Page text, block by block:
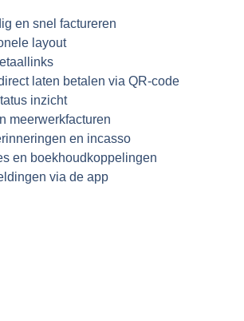
en snel factureren
layout
laten betalen via QR-code
inzicht
meerwerkfacturen
en incasso
en boekhoudkoppelingen
via de app